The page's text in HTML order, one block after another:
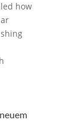
how